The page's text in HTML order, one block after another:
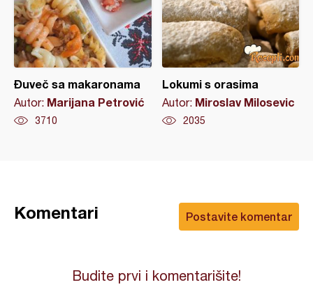
Đuveč sa makaronama
Autor: Marijana Petrović
3710
Lokumi s orasima
Autor: Miroslav Milosevic
2035
Postavite komentar
Komentari
Budite prvi i komentarišite!